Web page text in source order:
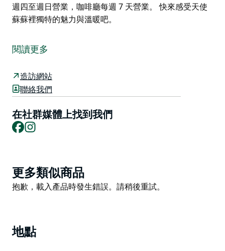
週四至週日營業，咖啡廳每週 7 天營業。 快來感受天使
蘇蘇裡獨特的魅力與溫暖吧。
如畫的亞拉馬隆山谷 (Yarramalong Valley)，提供令人愉
悅的美食體驗，並專注於永續發展實踐。
Angel Sussurri 致力於環保運營，確保整個業務的可持
續實踐。作為一家家族擁有和經營的酒店，他們以提供良
好的老式鄉村款待而自豪。他們使用當地時令和現場種植
的農產品，提供新鮮美味的食材。他們的手工烘焙食品和
起司是客人必須嘗試的當地美食。現場協調員確保婚禮和
餐廳需預訂，餐廳週四至週日營業，咖啡廳每週 7 天營
業。
閱讀更多
造訪網站
聯絡我們
在社群媒體上找到我們
Facebook
Product
List
更多類似商品
Product
抱歉，載入產品時發生錯誤。請稍後重試。
地點